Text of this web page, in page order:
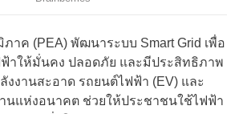
าค (PEA) พัฒนาระบบ Smart Grid เพื่อ
าให้มั่นคง ปลอดภัย และมีประสิทธิภาพ
งงานสะอาด รถยนต์ไฟฟ้า (EV) และ
นแห่งอนาคต ช่วยให้ประชาชนใช้ไฟฟ้า